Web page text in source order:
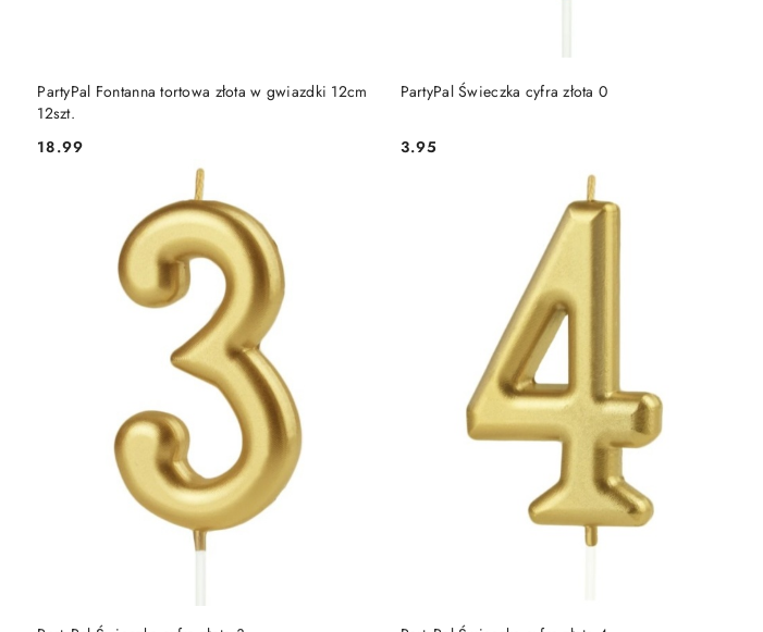
PartyPal Fontanna tortowa złota w gwiazdki 12cm
12szt.
Cena:
18.99
DO KOSZYKA PartyPal Świeczka cyfra złota 0
Cena:
3.95
DO KOSZYKA
DO KOSZYKA DO KOSZYKA